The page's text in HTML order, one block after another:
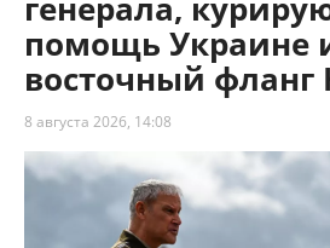
помощь Украине
восточный фланг
8 августа 2026, 14:08